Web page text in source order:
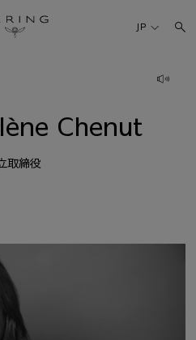
ランド
人材
スルーム
JP
Chenut
取締役